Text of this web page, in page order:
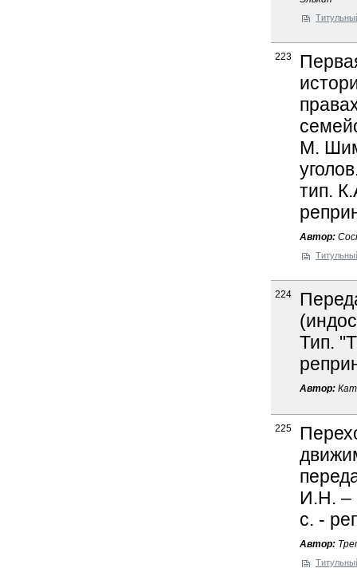
223
М.
тип.
Автор:
224
Тип.
Автор:
225
И.Н. –
с. -
Автор: